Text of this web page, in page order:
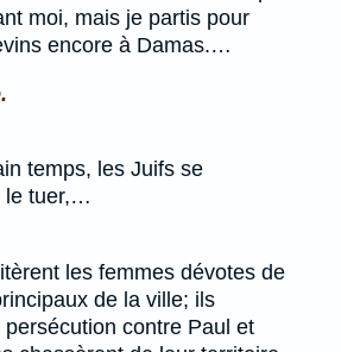
moi, mais je partis pour
encore à Damas.…
temps, les Juifs se
le tuer,…
les femmes dévotes de
de la ville; ils
contre Paul et